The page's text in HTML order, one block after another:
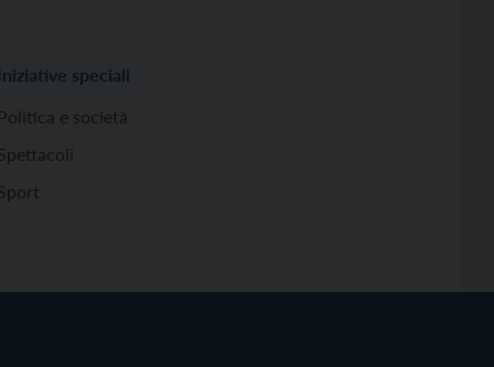
Iniziative speciali
Politica e società